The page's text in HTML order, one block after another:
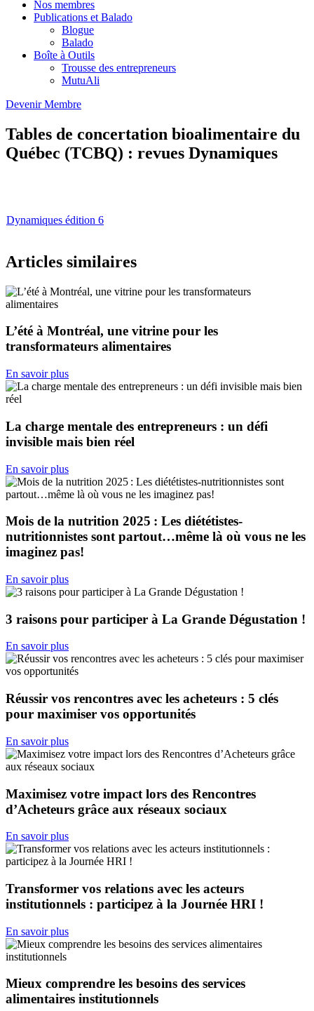
Nos membres
Publications et Balado
Blogue
Balado
Boîte à Outils
Trousse des entrepreneurs
MutuAli
Devenir Membre
Tables de concertation bioalimentaire du
Québec (TCBQ) : revues Dynamiques
Dynamiques édition 6
Articles similaires
L’été à Montréal, une vitrine pour les
transformateurs alimentaires
En savoir plus
La charge mentale des entrepreneurs : un défi
invisible mais bien réel
En savoir plus
Mois de la nutrition 2025 : Les diététistes-
nutritionnistes sont partout…même là où vous ne les
imaginez pas!
En savoir plus
3 raisons pour participer à La Grande Dégustation !
En savoir plus
Réussir vos rencontres avec les acheteurs : 5 clés
pour maximiser vos opportunités
En savoir plus
Maximisez votre impact lors des Rencontres
d’Acheteurs grâce aux réseaux sociaux
En savoir plus
Transformer vos relations avec les acteurs
institutionnels : participez à la Journée HRI !
En savoir plus
Mieux comprendre les besoins des services
alimentaires institutionnels